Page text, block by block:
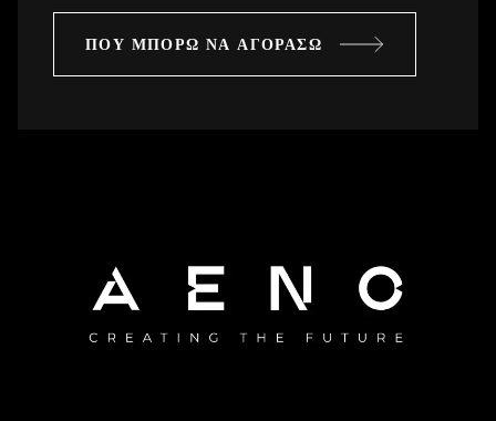
ΠΟΎ ΜΠΟΡΏ ΝΑ ΑΓΟΡΆΣΩ